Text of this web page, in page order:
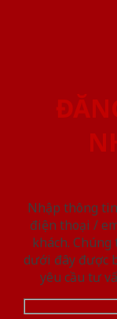
Nhập thông
điện thoại /
khách.
dưới đây được
yêu cầu tư